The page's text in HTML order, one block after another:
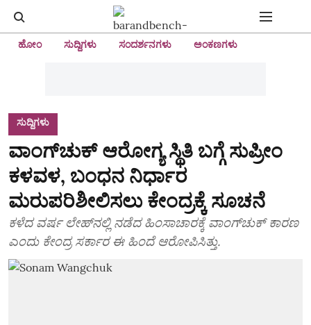
ಹೋಂ ಸುದ್ದಿಗಳು ಸಂದರ್ಶನಗಳು ಅಂಕಣಗಳು
ಸುದ್ದಿಗಳು
ವಾಂಗ್‌ಚುಕ್ ಆರೋಗ್ಯ ಸ್ಥಿತಿ ಬಗ್ಗೆ ಸುಪ್ರೀಂ
ಕಳವಳ, ಬಂಧನ ನಿರ್ಧಾರ
ಮರುಪರಿಶೀಲಿಸಲು ಕೇಂದ್ರಕ್ಕೆ ಸೂಚನೆ
ಕಳೆದ ವರ್ಷ ಲೇಹ್‌ನಲ್ಲಿ ನಡೆದ ಹಿಂಸಾಚಾರಕ್ಕೆ ವಾಂಗ್‌ಚುಕ್ ಕಾರಣ
ಎಂದು ಕೇಂದ್ರ ಸರ್ಕಾರ ಈ ಹಿಂದೆ ಆರೋಪಿಸಿತ್ತು.